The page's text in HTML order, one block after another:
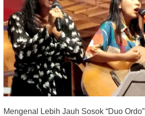
Mengenal Lebih Jauh Sosok “Duo Ordo”